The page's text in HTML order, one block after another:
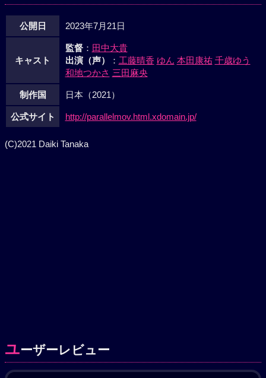
公開日 2023年7月21日
キャスト
監督： 田中大貴
出演（声）
： 工藤晴香 ゆん 本田康祐 千歳ゆう
和地つかさ 三田麻央
制作国 日本（2021）
公式サイト http://parallelmov.html.xdomain.jp/
(C)2021 Daiki Tanaka
ユーザーレビュー